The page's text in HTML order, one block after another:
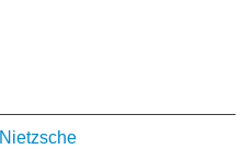
Nietzsche